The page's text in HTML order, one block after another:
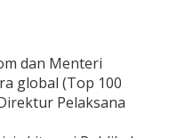
dan Menteri
global (Top 100
Pelaksana